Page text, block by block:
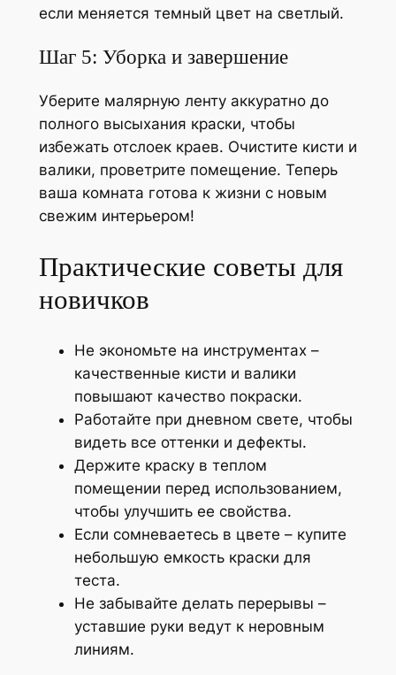
если меняется темный цвет на светлый.
Шаг 5: Уборка и завершение
Уберите малярную ленту аккуратно до
полного высыхания краски, чтобы
избежать отслоек краев. Очистите кисти и
валики, проветрите помещение. Теперь
ваша комната готова к жизни с новым
свежим интерьером!
Практические советы для
новичков
Не экономьте на инструментах –
качественные кисти и валики
повышают качество покраски.
Работайте при дневном свете, чтобы
видеть все оттенки и дефекты.
Держите краску в теплом
помещении перед использованием,
чтобы улучшить ее свойства.
Если сомневаетесь в цвете – купите
небольшую емкость краски для
теста.
Не забывайте делать перерывы –
уставшие руки ведут к неровным
линиям.